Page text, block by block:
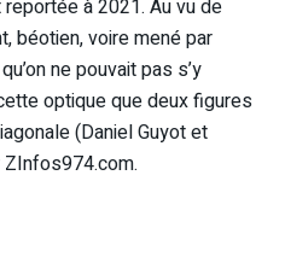
à 2021. Au vu de
béotien, voire mené par
ne pouvait pas s’y
optique que deux figures
(Daniel Guyot et
ZInfos974.com.